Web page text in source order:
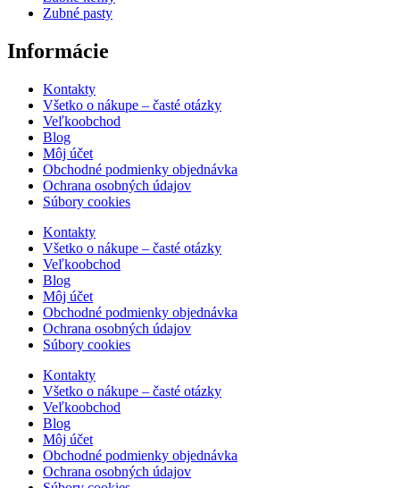
Zubné pasty
Informácie
Kontakty
Všetko o nákupe – časté otázky
Veľkoobchod
Blog
Môj účet
Obchodné podmienky objednávka
Ochrana osobných údajov
Súbory cookies
Kontakty
Všetko o nákupe – časté otázky
Veľkoobchod
Blog
Môj účet
Obchodné podmienky objednávka
Ochrana osobných údajov
Súbory cookies
Kontakty
Všetko o nákupe – časté otázky
Veľkoobchod
Blog
Môj účet
Obchodné podmienky objednávka
Ochrana osobných údajov